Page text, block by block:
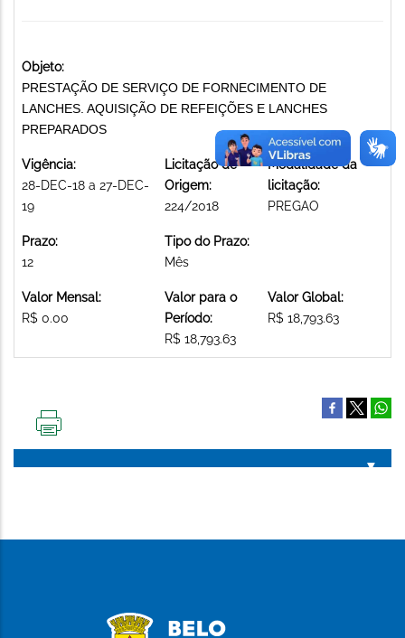
Objeto:
PRESTAÇÃO DE SERVIÇO DE FORNECIMENTO DE
LANCHES. AQUISIÇÃO DE REFEIÇÕES E LANCHES
PREPARADOS
Vigência:
28-DEC-18 a 27-DEC-
19
Licitação de
Origem:
224/2018
Modalidade da
licitação:
PREGAO
Prazo:
12
Tipo do Prazo:
Mês
Valor Mensal:
R$ 0.00
Valor para o
Período:
R$ 18,793.63
Valor Global:
R$ 18,793.63
PÁGINA